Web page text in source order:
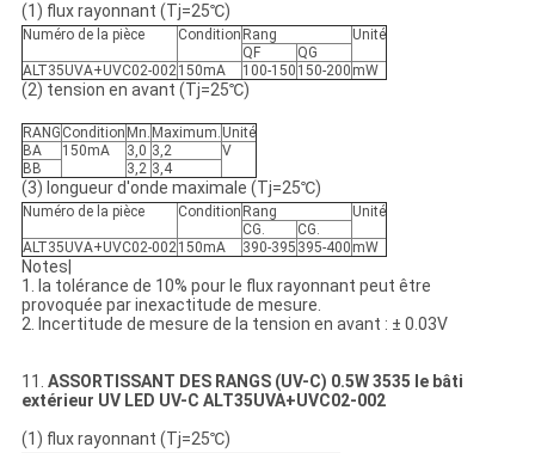
(1) flux rayonnant (Tj=25℃)
Numéro de la pièce Condition Rang
Unité
QF
QG
ALT35UVA+UVC02-002150mA 100-150 150-200 mW
(2) tension en avant (Tj=25℃)
RANG Condition Mn. Maximum. Unité
BA
150mA 3,0 3,2
V
BB
3,2 3,4
(3) longueur d'onde maximale (Tj=25℃)
Numéro de la pièce Condition Rang
Unité
CG.
CG.
ALT35UVA+UVC02-002150mA 390-395 395-400 mW
Notes|
1. la tolérance de 10% pour le flux rayonnant peut être
provoquée par inexactitude de mesure.
2. Incertitude de mesure de la tension en avant : ± 0.03V
11. ASSORTISSANT DES RANGS (UV-C) 0.5W 3535 le bâti
extérieur UV LED UV-C ALT35UVA+UVC02-002
(1) flux rayonnant (Tj=25℃)